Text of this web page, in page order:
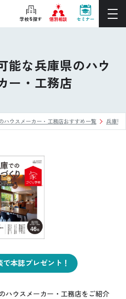
学校を探す 個別相談 セミナー
個別相談
悔しない家づくりをレクチャー
ご利用は無料！全国20校
能な兵庫県のハウ
ー・工務店
ハウスメーカー・工務店おすすめ一覧 兵庫県
本誌プレゼント！
ハウスメーカー・工務店をご紹介